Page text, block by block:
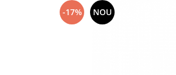
Chiloti modelatori
Bustiera modelatoare
-17% NOU